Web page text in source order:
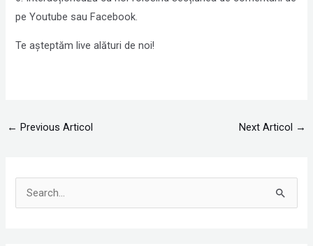
pe Youtube sau Facebook.
Te așteptăm live alături de noi!
← Previous Articol Next Articol →